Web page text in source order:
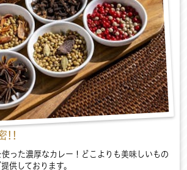
!!
った濃厚なカレー！どこよりも美味しいもの
供しております。